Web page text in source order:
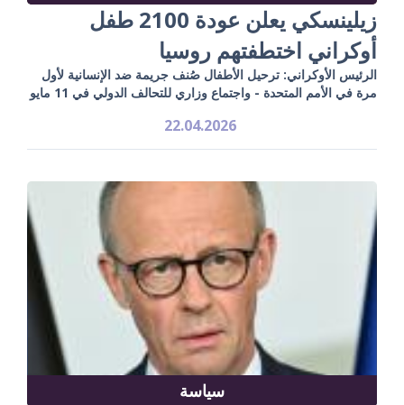
زيلينسكي يعلن عودة 2100 طفل
أوكراني اختطفتهم روسيا
الرئيس الأوكراني: ترحيل الأطفال صُنف جريمة ضد الإنسانية لأول
مرة في الأمم المتحدة - واجتماع وزاري للتحالف الدولي في 11 مايو
22.04.2026
سياسة